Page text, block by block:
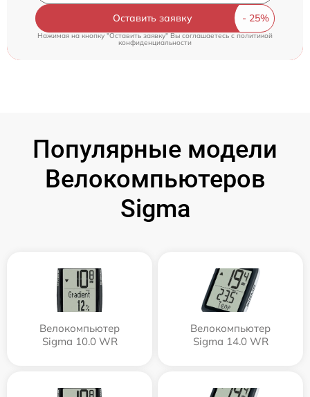
Оставить заявку
Нажимая на кнопку "Оставить заявку" Вы соглашаетесь cполитикой
конфиденциальности
Популярные модели
Велокомпьютеров
Sigma
Велокомпьютер
Sigma 10.0 WR
Велокомпьютер
Sigma 14.0 WR